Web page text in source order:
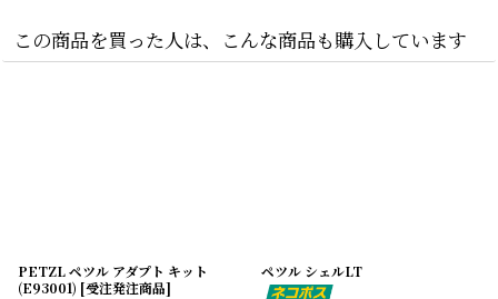
この商品を買った人は、こんな商品も購入しています
PETZL ペツル アダプト キット
(E93001) [受注発注商品]
ペツル シェルLT